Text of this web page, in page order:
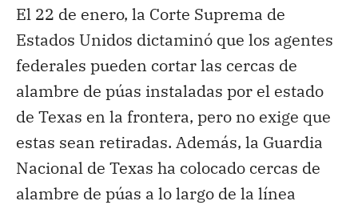
El 22 de enero, la Corte Suprema de
Estados Unidos dictaminó que los agentes
federales pueden cortar las cercas de
alambre de púas instaladas por el estado
de Texas en la frontera, pero no exige que
estas sean retiradas. Además, la Guardia
Nacional de Texas ha colocado cercas de
alambre de púas a lo largo de la línea